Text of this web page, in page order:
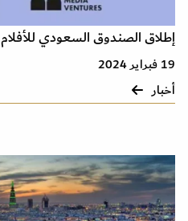
إطلاق الصندوق السعودي للأفلام
19 فبراير 2024
أخبار